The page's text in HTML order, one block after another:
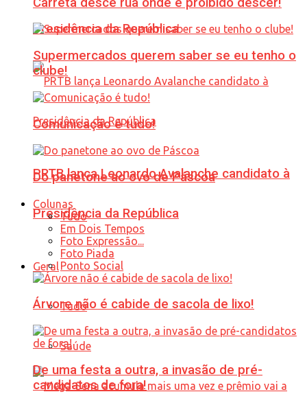
Presidência da República
PRTB lança Leonardo Avalanche candidato à
Presidência da República
Geral
Tudo
Saúde
Supermercados querem saber se eu tenho o
clube!
Comunicação é tudo!
Do panetone ao ovo de Páscoa
Colunas
Tudo
Em Dois Tempos
Foto Expressão...
Foto Piada
Ponto Social
Árvore não é cabide de sacola de lixo!
De uma festa a outra, a invasão de pré-
candidatos de fora!